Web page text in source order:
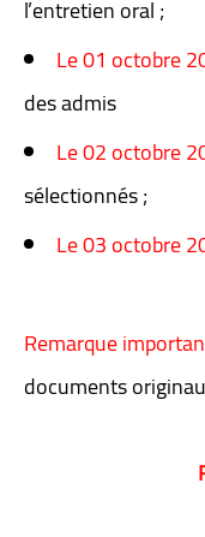
l’entretien oral ;
Le 01 octobre
des admis
Le 02 octobre
sélectionnés ;
Le 03 octobre
Remarque
documents